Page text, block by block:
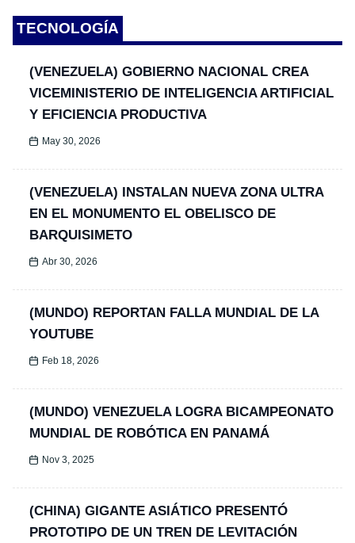
TECNOLOGÍA
(VENEZUELA) GOBIERNO NACIONAL CREA
VICEMINISTERIO DE INTELIGENCIA ARTIFICIAL
Y EFICIENCIA PRODUCTIVA
May 30, 2026
(VENEZUELA) INSTALAN NUEVA ZONA ULTRA
EN EL MONUMENTO EL OBELISCO DE
BARQUISIMETO
Abr 30, 2026
(MUNDO) REPORTAN FALLA MUNDIAL DE LA
YOUTUBE
Feb 18, 2026
(MUNDO) VENEZUELA LOGRA BICAMPEONATO
MUNDIAL DE ROBÓTICA EN PANAMÁ
Nov 3, 2025
(CHINA) GIGANTE ASIÁTICO PRESENTÓ
PROTOTIPO DE UN TREN DE LEVITACIÓN